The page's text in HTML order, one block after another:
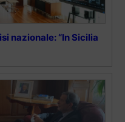
nazionale: “In Sicilia